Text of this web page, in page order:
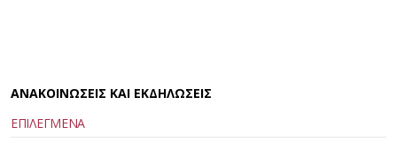
ΑΝΑΚΟΙΝΩΣΕΙΣ ΚΑΙ ΕΚΔΗΛΩΣΕΙΣ
ΕΠΙΛΕΓΜΕΝΑ